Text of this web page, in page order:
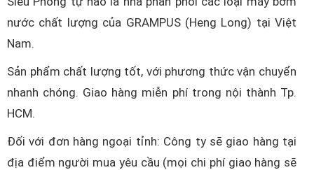
nước chất lượng của GRAMPUS (Heng Long) tại Việt
Nam.
Sản phẩm chất lượng tốt, với phương thức vận chuyển
nhanh chóng. Giao hàng miễn phí trong nội thành Tp.
HCM.
Đối với đơn hàng ngoại tỉnh: Công ty sẽ giao hàng tại
địa điểm người mua yêu cầu (mọi chi phí giao hàng sẽ